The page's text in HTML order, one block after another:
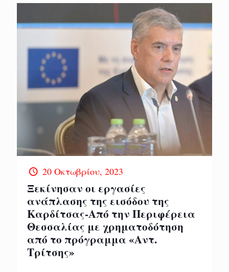
20 Οκτωβρίου, 2023
Ξεκίνησαν οι εργασίες
ανάπλασης της εισόδου της
Καρδίτσας-Από την Περιφέρεια
Θεσσαλίας με χρηματοδότηση
από το πρόγραμμα «Αντ.
Τρίτσης»